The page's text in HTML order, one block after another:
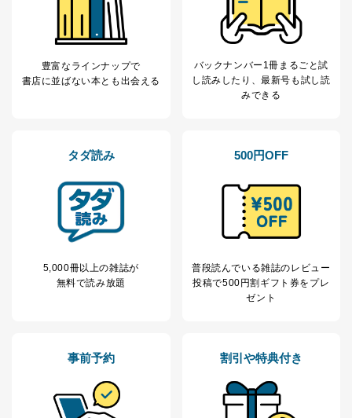
善し、常に最良の状態を維持します。
苦情及び相談受付け窓口
貴殿の個人情報及び当社の個人情報保護マネジメントシ
ステムに関するご相談及び苦情については以下までご連
FAX：03-5459-7073
e-mail：cs@fujisan.co.jp
改訂：2025年2月20日
制定：2005年4月1日
代表取締役会長 西野 伸一郎
当社は以下の個人情報保護管理者を設置し、個人情報保
護管理者の責任のもと、個人情報を取得・アクセス・利
用・提供・管理いたします。
東京都渋谷区南平台町16-11
豊富なラインナップで
書店に並ばない本とも出会える
バックナンバー1冊まるごと試
し読み したり、最新号も試し読
みできる
タダ読み
5,000冊以上の雑誌が
無料で読み放題
500円OFF
普段読んでいる雑誌のレビュー
投稿で500円割ギフト券をプレ
ゼント
事前予約 割引や特典付き